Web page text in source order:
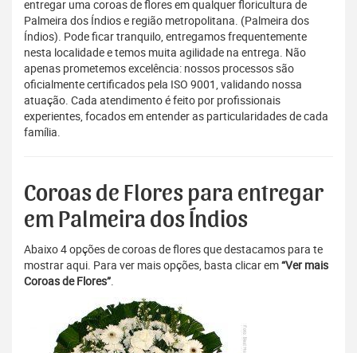
entregar uma coroas de flores em qualquer floricultura de
Palmeira dos Índios e região metropolitana. (Palmeira dos
Índios). Pode ficar tranquilo, entregamos frequentemente
nesta localidade e temos muita agilidade na entrega. Não
apenas prometemos excelência: nossos processos são
oficialmente certificados pela ISO 9001, validando nossa
atuação. Cada atendimento é feito por profissionais
experientes, focados em entender as particularidades de cada
família.
Coroas de Flores para entregar
em Palmeira dos Índios
Abaixo 4 opções de coroas de flores que destacamos para te
mostrar aqui. Para ver mais opções, basta clicar em“Ver mais
Coroas de Flores”.